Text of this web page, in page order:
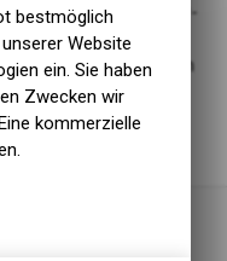
Gewicht: Der Protektor-
(Level 2) sorgt mit
und kompromisslosem
Tragekomfort.
Trailriding.
bestmöglich
Website
ein. Sie haben
Zwecken wir
kommerzielle